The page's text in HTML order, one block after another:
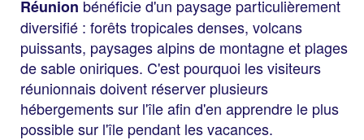
Réunion bénéficie d'un paysage particulièrement
diversifié : forêts tropicales denses, volcans
puissants, paysages alpins de montagne et plages
de sable oniriques. C'est pourquoi les visiteurs
réunionnais doivent réserver plusieurs
hébergements sur l'île afin d'en apprendre le plus
possible sur l'île pendant les vacances.